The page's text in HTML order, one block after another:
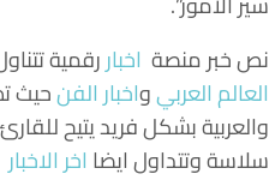
نص خبر منصة اخباررقمية
العالم العربيواخبار الفنحيث
والعربية بشكل فريد يتيح
سلاسة وتتداول ايضا اخر الاخبار